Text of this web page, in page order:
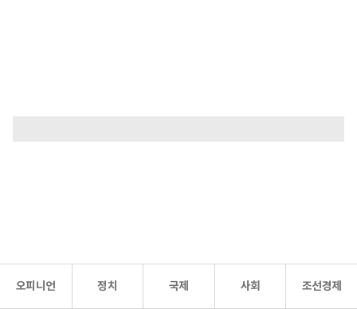
오피니언 정치 국제 사회 조선경제